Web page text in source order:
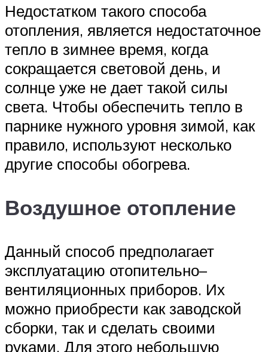
Недостатком такого способа
отопления, является недостаточное
тепло в зимнее время, когда
сокращается световой день, и
солнце уже не дает такой силы
света. Чтобы обеспечить тепло в
парнике нужного уровня зимой, как
правило, используют несколько
другие способы обогрева.
Воздушное отопление
Данный способ предполагает
эксплуатацию отопительно–
вентиляционных приборов. Их
можно приобрести как заводской
сборки, так и сделать своими
руками. Для этого небольшую